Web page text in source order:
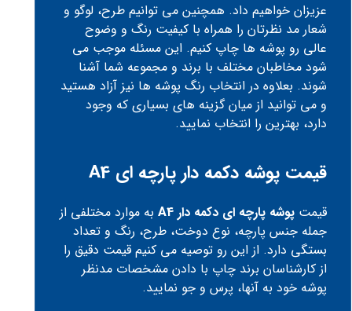
عزیزان خواهیم داد. همچنین می توانیم طرح، لوگو و
شعار مد نظرتان را همراه با کیفیت رنگ و وضوح
عالی رو پوشه ها چاپ کنیم. این مسئله موجب می
شود مخاطبان مختلف با برند و مجموعه شما آشنا
شوند. بعلاوه در انتخاب رنگ پوشه ها نیز آزاد هستید
و می توانید از میان گزینه های بسیاری که وجود
دارد، بهترین را انتخاب نمایید.
قیمت پوشه دکمه دار پارچه ‌ای A4
قیمت پوشه پارچه ای دکمه دار A4
به موارد مختلفی از
جمله جنس پارچه، نوع دوخت، طرح، رنگ و تعداد
بستگی دارد. از این رو توصیه می کنیم قیمت دقیق را
از کارشناسان برند چاپ با دادن مشخصات مدنظر
پوشه خود به آنها، پرس و جو نمایید.